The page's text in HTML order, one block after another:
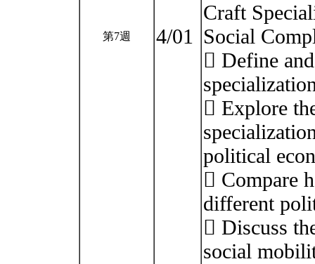
第7週 4/01
Craft
Social
 Define
 Explore
political
 Compare
different
 Discuss
social